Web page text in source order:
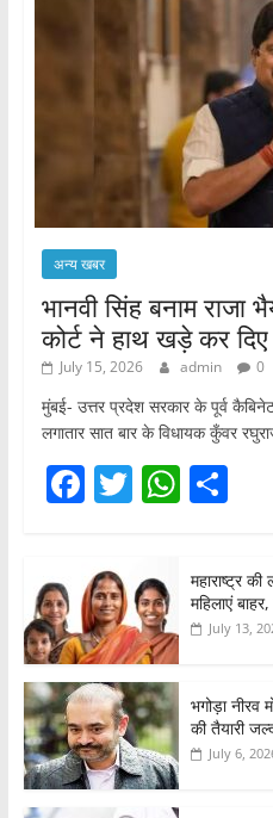
अन्य खबर
भानवी सिंह बनाम
कोर्ट ने हाथ खड़े कर दिए
July 15, 2026 admin 0
मुंबई- उत्तर प्रदेश सरकार के पूर्व
लगातार सात बार के विधायक कुँवर
F
c
e
b
o
o
k
T
er
W
s
A
p
S
ar
e
महाराष्ट्र
महिलाएं
July 13,
भगोड़ा नीरव
की तैयारी
July 6,